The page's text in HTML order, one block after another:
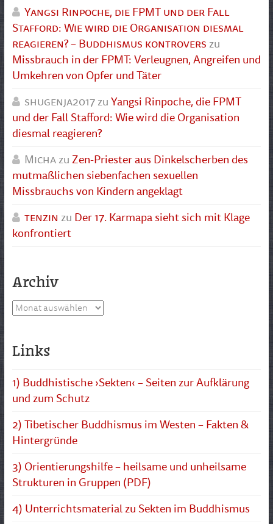
Yangsi Rinpoche, die FPMT und der Fall
Stafford: Wie wird die Organisation diesmal
reagieren? – Buddhismus kontrovers zu
Missbrauch in der FPMT: Verleugnen, Angreifen und
Umkehren von Opfer und Täter
shugenja2017zuYangsi Rinpoche, die FPMT
und der Fall Stafford: Wie wird die Organisation
diesmal reagieren?
MichazuZen-Priester aus Dinkelscherben des
mutmaßlichen siebenfachen sexuellen
Missbrauchs von Kindern angeklagt
tenzin zu Der 17. Karmapa sieht sich mit Klage
konfrontiert
Archiv
Archiv
Links
1) Buddhistische ›Sekten‹ – Seiten zur Aufklärung
und zum Schutz
2) Tibetischer Buddhismus im Westen – Fakten &
Hintergründe
3) Orientierungshilfe – heilsame und unheilsame
Strukturen in Gruppen (PDF)
4) Unterrichtsmaterial zu Sekten im Buddhismus